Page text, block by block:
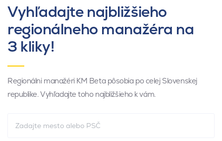
Vyhľadajte najbližšieho
regionálneho manažéra na
3 kliky!
Regionálni manažéri KM Beta pôsobia po celej Slovenskej
republike. Vyhľadajte toho najbližšieho k vám.